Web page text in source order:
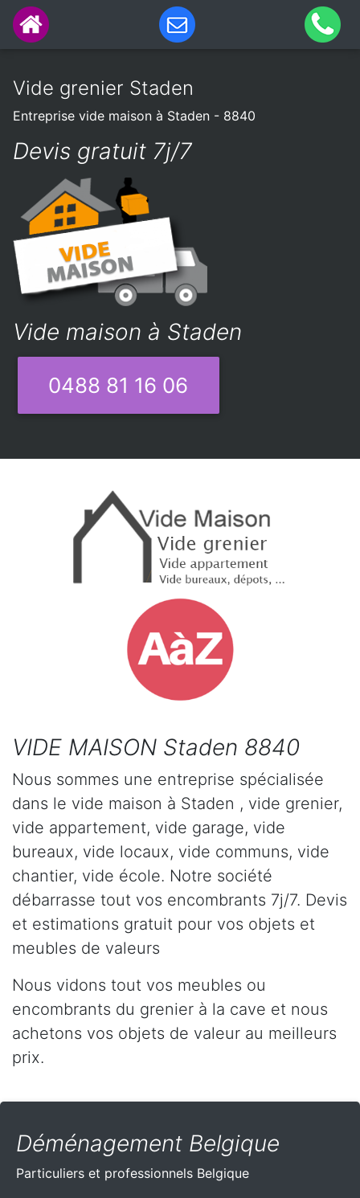
Vide grenier Staden
Entreprise vide maison à Staden - 8840
Devis gratuit 7j/7
Vide maison à Staden
0488 81 16 06
VIDE MAISON Staden 8840
Nous sommes une entreprise spécialisée
dans le vide maison à Staden , vide grenier,
vide appartement, vide garage, vide
bureaux, vide locaux, vide communs, vide
chantier, vide école. Notre société
débarrasse tout vos encombrants 7j/7. Devis
et estimations gratuit pour vos objets et
meubles de valeurs
Nous vidons tout vos meubles ou
encombrants du grenier à la cave et nous
achetons vos objets de valeur au meilleurs
prix.
Déménagement Belgique
Particuliers et professionnels Belgique